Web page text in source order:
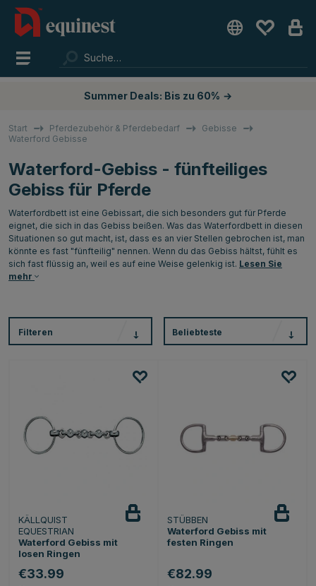
Summer Deals: Bis zu 60% →
Start Pferdezubehör & Pferdebedarf
Gebisse
Waterford Gebisse
Waterford-Gebiss - fünfteiliges
Gebiss für Pferde
Waterfordbett ist eine Gebissart, die sich besonders gut für Pferde
eignet, die sich in das Gebiss beißen. Was das Waterfordbett in diesen
Situationen so gut macht, ist, dass es an vier Stellen gebrochen ist, man
könnte es fast "fünfteilig" nennen. Wenn du das Gebiss hältst, fühlt es
sich fast flüssig an, weil es auf eine Weise gelenkig ist. Lesen Sie
mehr
Filteren Beliebteste
KÄLLQUIST
EQUESTRIAN
Waterford Gebiss mit
losen Ringen
€33.99
STÜBBEN
Waterford Gebiss mit
festen Ringen
€82.99